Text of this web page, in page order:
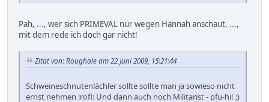
Pah, ..., wer sich PRIMEVAL nur wegen Hannah anschaut, ...,
mit dem rede ich doch gar nicht!
Zitat von: Roughale am 22 Juni 2009, 15:21:44
Schweineschnutenlächler sollte sollte man ja sowieso nicht
ernst nehmen :rofl: Und dann auch noch Militarist - pfu-hi! ;)